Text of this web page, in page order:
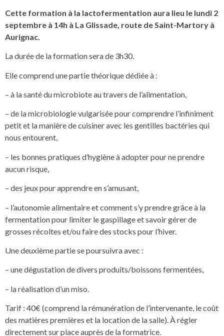
Cette formation à la lactofermentation aura lieu le lundi 2
septembre à 14h à La Glissade, route de Saint-Martory à
Aurignac.
La durée de la formation sera de 3h30.
Elle comprend une partie théorique dédiée à :
– à la santé du microbiote au travers de l’alimentation,
– de la microbiologie vulgarisée pour comprendre l’infiniment
petit et la manière de cuisiner avec les gentilles bactéries qui
nous entourent,
– les bonnes pratiques d’hygiène à adopter pour ne prendre
aucun risque,
– des jeux pour apprendre en s’amusant,
– l’autonomie alimentaire et comment s’y prendre grâce à la
fermentation pour limiter le gaspillage et savoir gérer de
grosses récoltes et/ou faire des stocks pour l’hiver.
Une deuxième partie se poursuivra avec :
– une dégustation de divers produits/boissons fermentées,
– la réalisation d’un miso.
Tarif : 40€ (comprend la rémunération de l’intervenante, le coût
des matières premières et la location de la salle). À régler
directement sur place auprès de la formatrice.